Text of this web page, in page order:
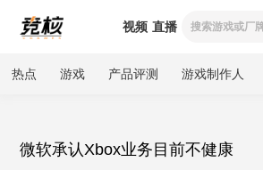
视频 直播
热点 游戏 产品评测 游戏制作人
微软承认Xbox业务目前不健康